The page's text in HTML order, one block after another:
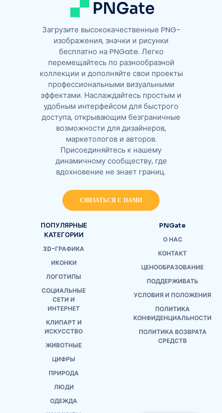
Загрузите высококачественные PNG-
изображения, значки и рисунки
бесплатно на PNGate. Легко
перемещайтесь по разнообразной
коллекции и дополняйте свои проекты
профессиональными визуальными
эффектами. Наслаждайтесь простым и
удобным интерфейсом для быстрого
доступа, открывающим безграничные
возможности для дизайнеров,
маркетологов и авторов.
Присоединяйтесь к нашему
динамичному сообществу, где
вдохновение не знает границ.
СВЯЗАТЬСЯ С НАМИ
ПОПУЛЯРНЫЕ
КАТЕГОРИИ
3D-ГРАФИКА
ИКОНКИ
ЛОГОТИПЫ
СОЦИАЛЬНЫЕ
СЕТИ И
ИНТЕРНЕТ
КЛИПАРТ И
ИСКУССТВО
ЖИВОТНЫЕ
ЦИФРЫ
ПРИРОДА
ЛЮДИ
ОДЕЖДА
PNGate
О НАС
КОНТАКТ
ЦЕНООБРАЗОВАНИЕ
ПОДДЕРЖИВАТЬ
УСЛОВИЯ И ПОЛОЖЕНИЯ
ПОЛИТИКА
КОНФИДЕНЦИАЛЬНОСТИ
ПОЛИТИКА ВОЗВРАТА
СРЕДСТВ